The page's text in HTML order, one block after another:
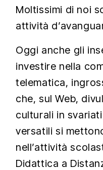
Moltissimi di noi
attività
Oggi anche gli
investire nella
telematica,
che, sul Web,
culturali in
versatili si
nell’attività
Didattica a